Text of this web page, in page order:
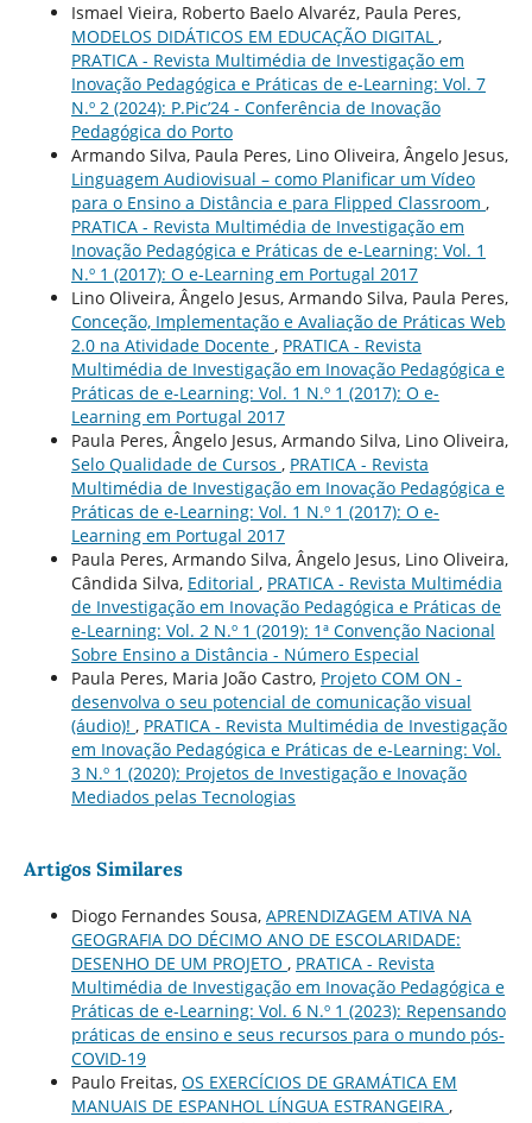
Ismael Vieira, Roberto Baelo Alvaréz, Paula Peres,
MODELOS DIDÁTICOS EM EDUCAÇÃO DIGITAL ,
PRATICA - Revista Multimédia de Investigação em
Inovação Pedagógica e Práticas de e-Learning: Vol. 7
N.º 2 (2024): P.Pic’24 - Conferência de Inovação
Pedagógica do Porto
Armando Silva, Paula Peres, Lino Oliveira, Ângelo Jesus,
Linguagem Audiovisual – como Planificar um Vídeo
para o Ensino a Distância e para Flipped Classroom ,
PRATICA - Revista Multimédia de Investigação em
Inovação Pedagógica e Práticas de e-Learning: Vol. 1
N.º 1 (2017): O e-Learning em Portugal 2017
Lino Oliveira, Ângelo Jesus, Armando Silva, Paula Peres,
Conceção, Implementação e Avaliação de Práticas Web
2.0 na Atividade Docente , PRATICA - Revista
Multimédia de Investigação em Inovação Pedagógica e
Práticas de e-Learning: Vol. 1 N.º 1 (2017): O e-
Learning em Portugal 2017
Paula Peres, Ângelo Jesus, Armando Silva, Lino Oliveira,
Selo Qualidade de Cursos , PRATICA - Revista
Multimédia de Investigação em Inovação Pedagógica e
Práticas de e-Learning: Vol. 1 N.º 1 (2017): O e-
Learning em Portugal 2017
Paula Peres, Armando Silva, Ângelo Jesus, Lino Oliveira,
Cândida Silva, Editorial , PRATICA - Revista Multimédia
de Investigação em Inovação Pedagógica e Práticas de
e-Learning: Vol. 2 N.º 1 (2019): 1ª Convenção Nacional
Sobre Ensino a Distância - Número Especial
Paula Peres, Maria João Castro, Projeto COM ON -
desenvolva o seu potencial de comunicação visual
(áudio)! , PRATICA - Revista Multimédia de Investigação
em Inovação Pedagógica e Práticas de e-Learning: Vol.
3 N.º 1 (2020): Projetos de Investigação e Inovação
Mediados pelas Tecnologias
Artigos Similares
Diogo Fernandes Sousa, APRENDIZAGEM ATIVA NA
GEOGRAFIA DO DÉCIMO ANO DE ESCOLARIDADE:
DESENHO DE UM PROJETO , PRATICA - Revista
Multimédia de Investigação em Inovação Pedagógica e
Práticas de e-Learning: Vol. 6 N.º 1 (2023): Repensando
práticas de ensino e seus recursos para o mundo pós-
COVID-19
Paulo Freitas, OS EXERCÍCIOS DE GRAMÁTICA EM
MANUAIS DE ESPANHOL LÍNGUA ESTRANGEIRA ,